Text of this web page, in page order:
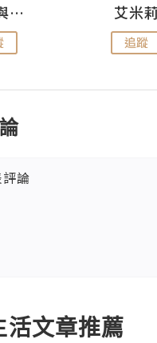
儍媽媽與兩隻小魔怪之家 艾米莉
追蹤
論
活文章推薦